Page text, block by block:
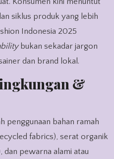
siklus produk yang lebih
Indonesia 2025
bukan sekadar jargon
dan brand lokal.
&
penggunaan bahan ramah
fabrics), serat organik
dan pewarna alami atau